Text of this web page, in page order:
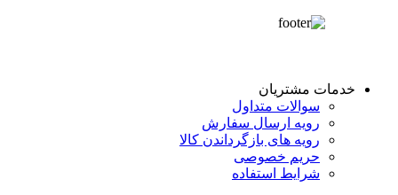
خدمات مشتریان
سوالات متداول
رویه ارسال سفارش
رویه های بازگرداندن کالا
حریم خصوصی
شرایط استفاده